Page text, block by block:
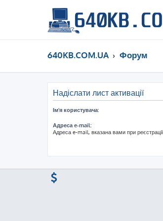
640KB.COM.UA Форум
Надіслати лист активації
Ім'я користувача:
Адреса e-mail:
Адреса e-mail, вказана вами при